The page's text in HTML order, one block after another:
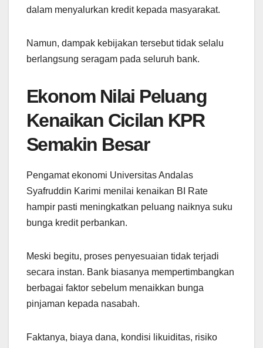
dalam menyalurkan kredit kepada masyarakat.
Namun, dampak kebijakan tersebut tidak selalu
berlangsung seragam pada seluruh bank.
Ekonom Nilai Peluang
Kenaikan Cicilan KPR
Semakin Besar
Pengamat ekonomi Universitas Andalas
Syafruddin Karimi menilai kenaikan BI Rate
hampir pasti meningkatkan peluang naiknya suku
bunga kredit perbankan.
Meski begitu, proses penyesuaian tidak terjadi
secara instan. Bank biasanya mempertimbangkan
berbagai faktor sebelum menaikkan bunga
pinjaman kepada nasabah.
Faktanya, biaya dana, kondisi likuiditas, risiko